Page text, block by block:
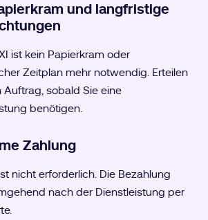
und langfristige
ist kein Papierkram oder
Zeitplan mehr notwendig. Erteilen
Auftrag, sobald Sie eine
benötigen.
Zahlung
nicht erforderlich. Die Bezahlung
nach der Dienstleistung per